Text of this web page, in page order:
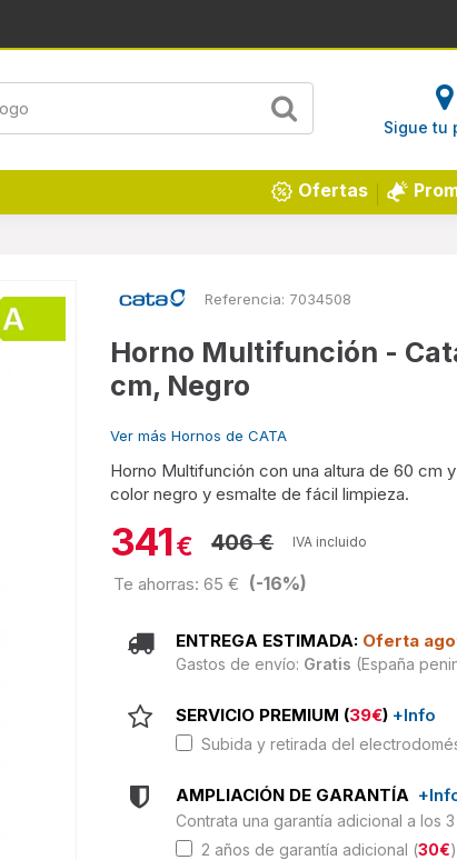
Sigue tu
Ofertas
Referencia: 7034508
Horno Multifunción -
cm, Negro
Ver más Hornos de CATA
Horno Multifunción con una altura de 60 cm
color negro y esmalte de fácil limpieza.
341€ 406 € IVA incluido
Te ahorras: 65 € (-16%)
ENTREGA ESTIMADA: Oferta
Gastos de envío: Gratis (España
SERVICIO PREMIUM (39€) +Info
Subida y retirada del
AMPLIACIÓN DE GARANTÍA
Contrata una garantía adicional a los
2 años de garantía adicional (30€)